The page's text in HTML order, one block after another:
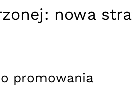
nowa
promowania